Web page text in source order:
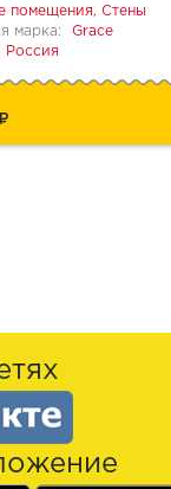
помещения, Стены
марка:
Grace
Россия